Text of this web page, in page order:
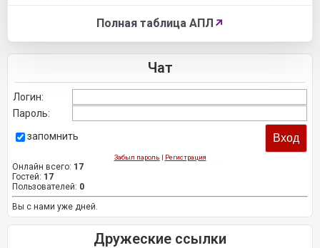
Полная таблица АПЛ ↗
Чат
Логин:
Пароль:
запомнить
Забыл пароль | Регистрация
Онлайн всего: 17
Гостей: 17
Пользователей: 0
Вы с нами уже дней.
Дружеские ссылки